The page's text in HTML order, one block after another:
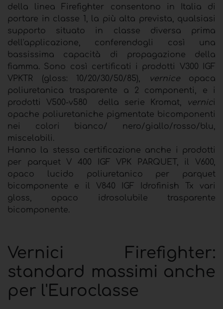
della linea Firefighter consentono in Italia di
portare in classe 1, la più alta prevista, qualsiasi
supporto situato in classe diversa prima
dell'applicazione, conferendogli così una
bassissima capacità di propagazione della
fiamma. Sono così certificati i prodotti V300 IGF
VPKTR (gloss: 10/20/30/50/85),
verniceopaca
poliuretanica trasparente a 2 componenti, e i
prodotti V500-v580 della serie Kromat, vernici
opache poliuretaniche pigmentate bicomponenti
nei colori bianco/ nero/giallo/rosso/blu,
miscelabili.
Hanno la stessa certificazione anche i prodotti
per parquet V 400 IGF VPK PARQUET, il V600,
opaco lucido poliuretanico per parquet
bicomponente e il V840 IGF Idrofinish Tx vari
gloss, opaco idrosolubile trasparente
bicomponente.
Vernici Firefighter:
standard massimi anche
per l'Euroclasse